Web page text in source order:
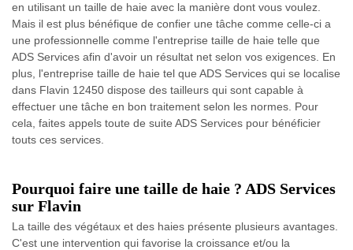
en utilisant un taille de haie avec la manière dont vous voulez.
Mais il est plus bénéfique de confier une tâche comme celle-ci a
une professionnelle comme l'entreprise taille de haie telle que
ADS Services afin d'avoir un résultat net selon vos exigences. En
plus, l'entreprise taille de haie tel que ADS Services qui se localise
dans Flavin 12450 dispose des tailleurs qui sont capable à
effectuer une tâche en bon traitement selon les normes. Pour
cela, faites appels toute de suite ADS Services pour bénéficier
touts ces services.
Pourquoi faire une taille de haie ? ADS Services
sur Flavin
La taille des végétaux et des haies présente plusieurs avantages.
C'est une intervention qui favorise la croissance et/ou la